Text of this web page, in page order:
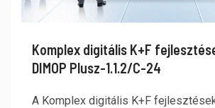
Komplex digitális K+F
DIMOP Plusz-1.1.2/C-24
A Komplex digitális K+F